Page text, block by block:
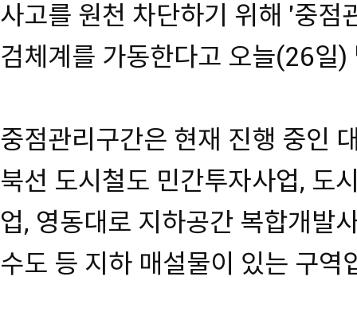
사고를 원천 차단하기 위해 '중점
검체계를 가동한다고 오늘(26일)
중점관리구간은 현재 진행 중인
북선 도시철도 민간투자사업, 도
업, 영동대로 지하공간 복합개발
수도 등 지하 매설물이 있는 구역